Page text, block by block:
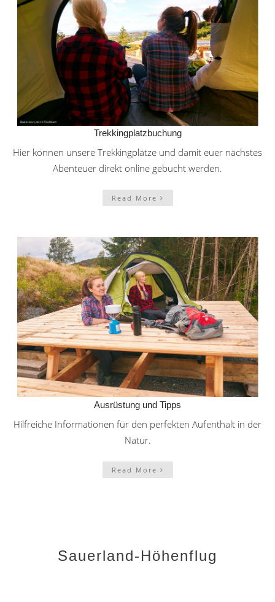
Trekkingplatzbuchung
Hier können unsere Trekkingplätze und damit euer nächstes
Abenteuer direkt online gebucht werden.
Read More
Ausrüstung und Tipps
Hilfreiche Informationen für den perfekten Aufenthalt in der
Natur.
Read More
Sauerland-Höhenflug